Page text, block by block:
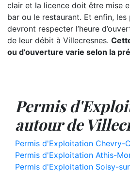
clair et la licence doit être mise
bar ou le restaurant. Et enfin, les
devront respecter l’heure
de leur débit à Villecresnes.
ou d’ouverture varie selon la
Permis
autour de
Permis d'Exploitation Chevry-
Permis d'Exploitation Athis-
Permis d'Exploitation Soisy-